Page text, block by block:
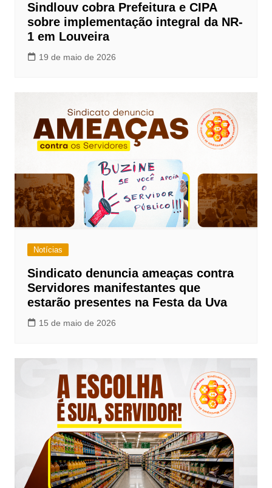
Sindlouv cobra Prefeitura e CIPA
sobre implementação integral da NR-
1 em Louveira
19 de maio de 2026
Notícias
Sindicato denuncia ameaças contra
Servidores manifestantes que
estarão presentes na Festa da Uva
15 de maio de 2026